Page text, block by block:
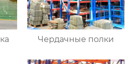
Чердачные полки